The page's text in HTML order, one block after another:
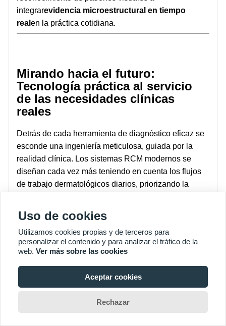
integrarevidencia microestructural en tiempo
real en la práctica cotidiana.
Mirando hacia el futuro:
Tecnología práctica al servicio
de las necesidades clínicas
reales
Detrás de cada herramienta de diagnóstico eficaz se
esconde una ingeniería meticulosa, guiada por la
realidad clínica. Los sistemas RCM modernos se
diseñan cada vez más teniendo en cuenta los flujos
de trabajo dermatológicos diarios, priorizando la
consistencia de la calidad en diferentes tipos de piel y
ubicaciones de las lesiones.
Para los médicos que buscan integrar las imágenes
confocales en la práctica habitual, el enfoque ya no
reproducibilidad y relevancia clínica
respaldar, y no complicar, la toma de decisiones
Uso de cookies
Utilizamos cookies propias y de terceros para
personalizar el contenido y para analizar el tráfico de la
web. Ver más sobre las cookies
Aceptar cookies
Rechazar